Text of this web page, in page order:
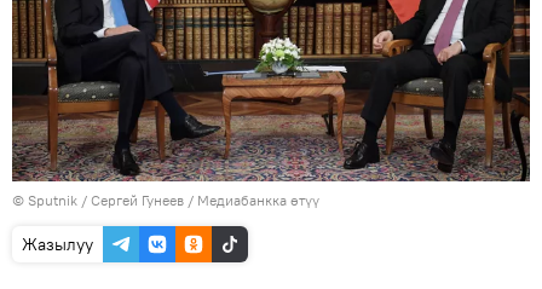
© Sputnik / Сергей Гунеев / Медиабанкка өтүү
Жазылуу